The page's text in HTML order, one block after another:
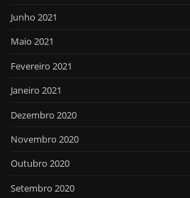
Junho 2021
Maio 2021
Fevereiro 2021
Janeiro 2021
Dezembro 2020
Novembro 2020
Outubro 2020
Setembro 2020